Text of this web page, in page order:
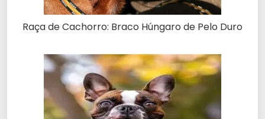
Raça de Cachorro: Braco Húngaro de Pelo Duro